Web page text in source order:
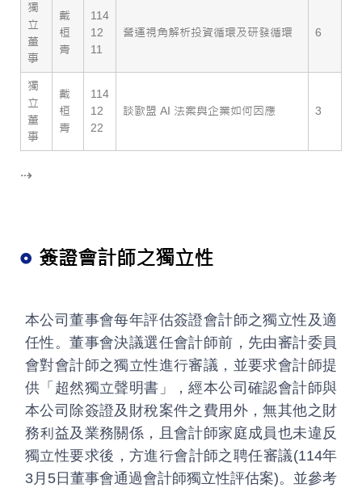
獨
立
董
事
戴
桓
青
114
12
11
營運視角解析投資循環及研發循環 6
獨
立
董
事
戴
桓
青
114
12
22
談歐盟 AI 法案與企業如何因應 3
⇢
簽證會計師之獨立性
本公司董事會每年評估簽證會計師之獨立性及適
任性。董事會決議選任會計師前，先由審計委員
會對會計師之獨立性進行審議，並要求會計師提
供「超然獨立聲明書」，經本公司確認會計師與
本公司除簽證及財稅案件之費用外，無其他之財
務利益及業務關係，且會計師家庭成員也未違反
獨立性要求後，方進行會計師之聘任審議(114年
3月5日董事會通過會計師獨立性評估案)。並參考